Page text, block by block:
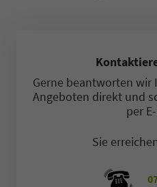
Gerne beantworten wir
Angeboten direkt und
per
Sie